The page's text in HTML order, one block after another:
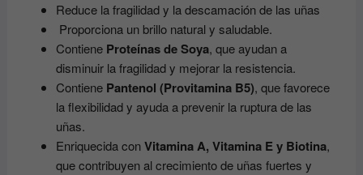
Reduce la fragilidad y la descamación de las uñas
Proporciona un brillo natural y saludable.
Contiene Proteínas de Soya, que ayudan a
disminuir la fragilidad y mejorar la resistencia.
Contiene Pantenol (Provitamina B5), que favorece
la flexibilidad y ayuda a prevenir la ruptura de las
uñas.
Enriquecida conVitamina A, Vitamina E y Biotina,
que contribuyen al crecimiento de uñas fuertes y